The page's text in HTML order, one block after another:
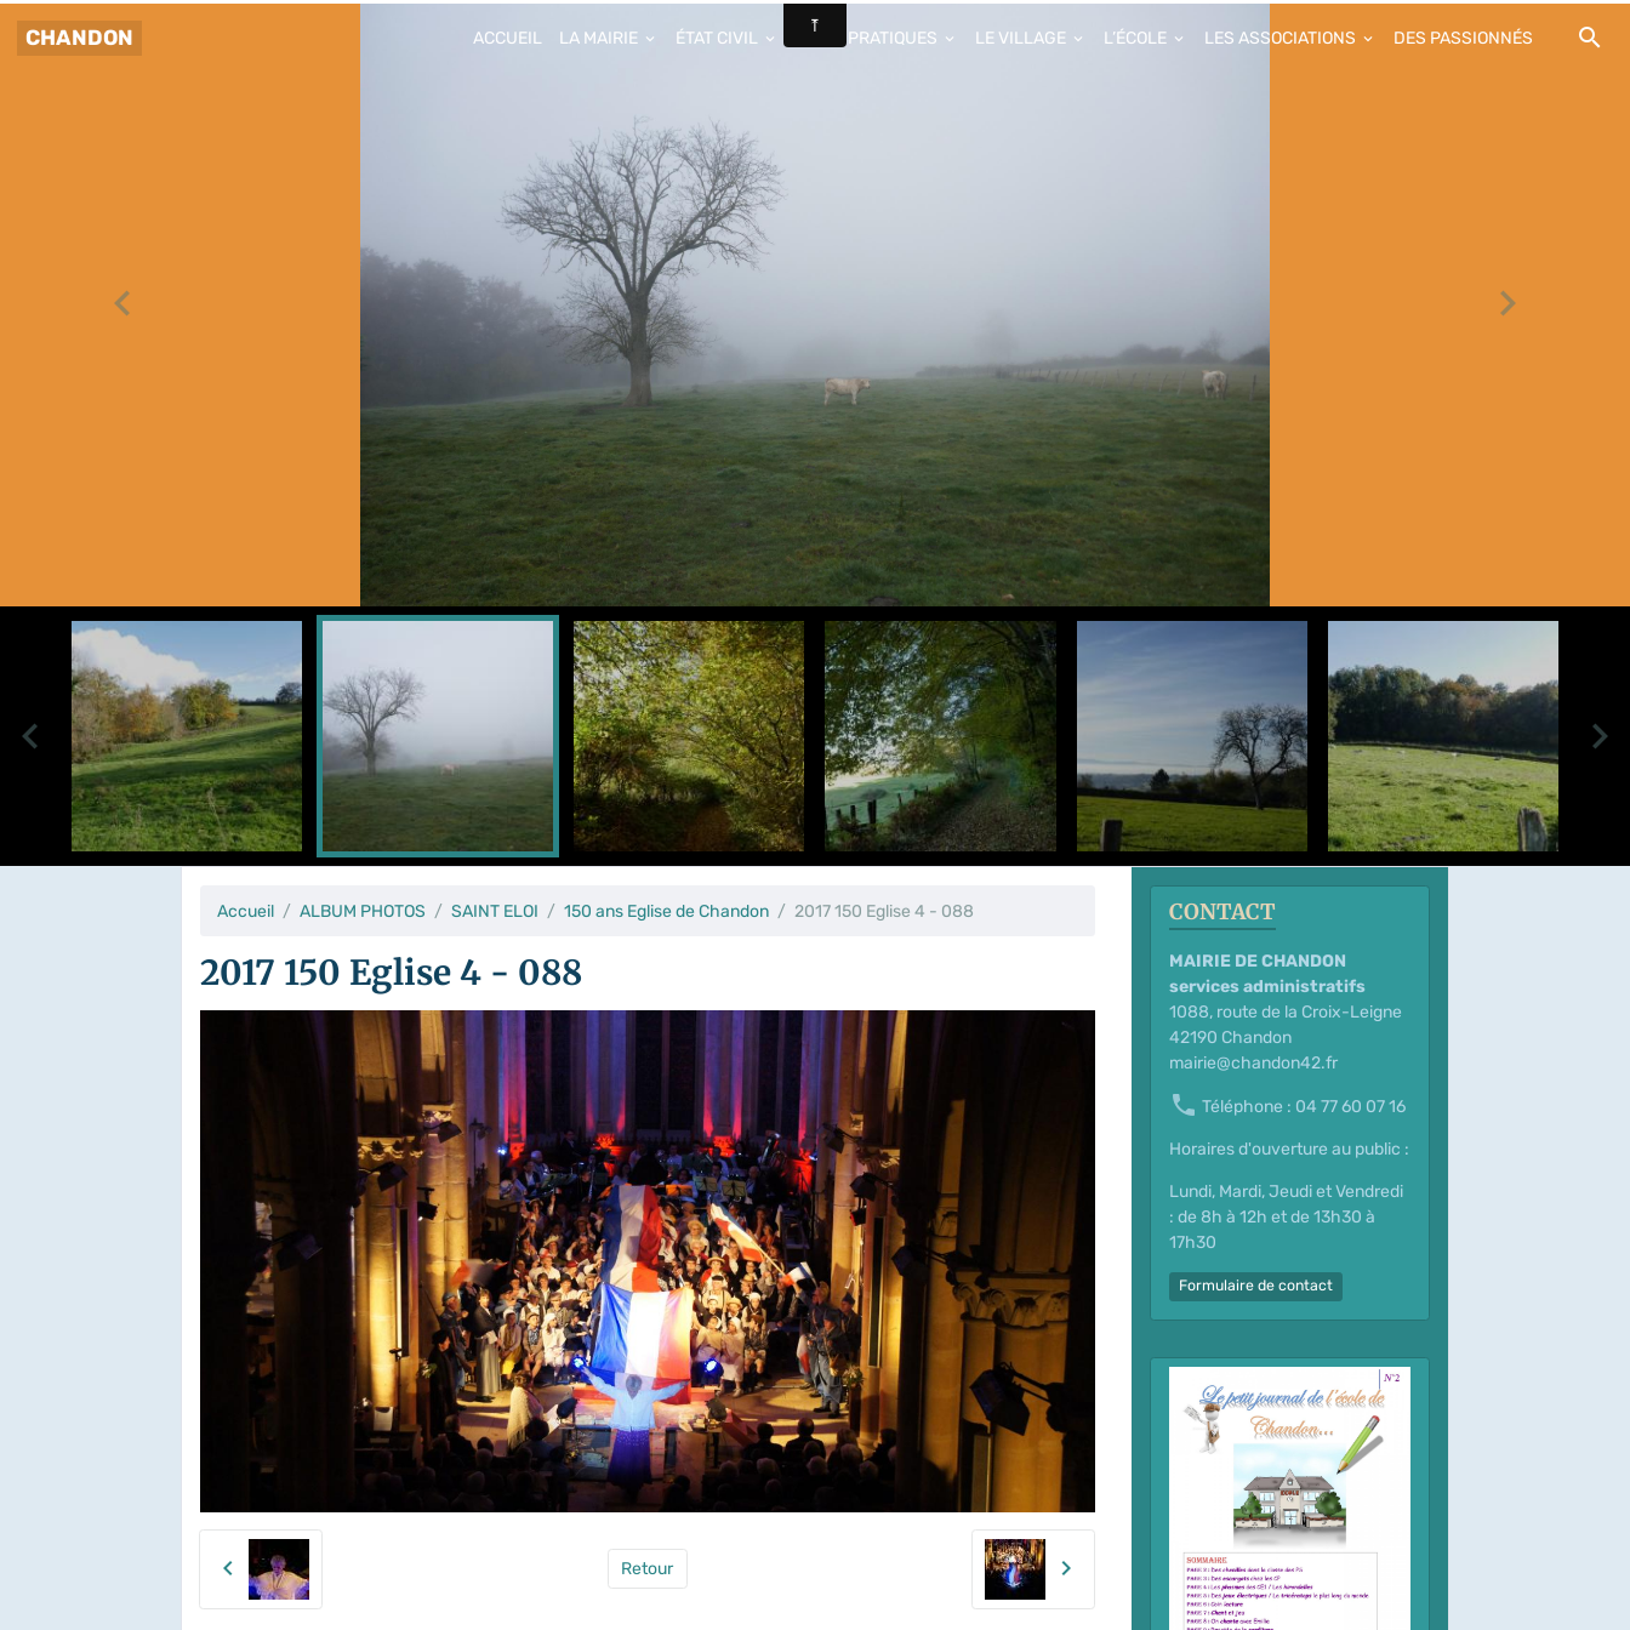
CHANDON ACCUEIL LA MAIRIE ÉTAT CIVIL INFOS PRATIQUES LE VILLAGE L’ÉCOLE LES ASSOCIATIONS DES PASSIONNÉS
Accueil ALBUM PHOTOS SAINT ELOI 150 ans Eglise de Chandon 2017 150 Eglise 4 - 088
2017 150 Eglise 4 - 088
Retour
CONTACT
MAIRIE DE CHANDON
services administratifs
1088, route de la Croix-Leigne
42190 Chandon
mairie@chandon42.fr
Téléphone : 04 77 60 07 16
Horaires d'ouverture au public :
Lundi, Mardi, Jeudi et Vendredi
: de 8h à 12h et de 13h30 à
17h30
Formulaire de contact